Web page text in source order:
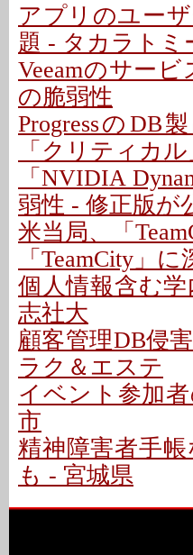
アプリのユー
題 - タカラトミ
Veeamのサー
の脆弱性
ProgressのDB
「クリティカ
「NVIDIA
弱性 - 修正版が
米当局、「
「TeamCity」
個人情報含む
志社大
顧客管理DB侵
ラク＆エステ
イベント参加
市
精神障害者手
も - 宮城県